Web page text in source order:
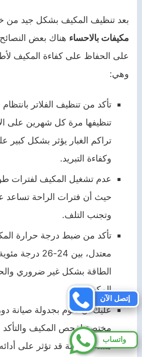
بعد تنظيف المكيف بشكل جيد من
مكيفات بالاحساء هناك بعض
على الحفاظ على كفاءة المكيف
وهي:
تأكد من تنظيف الفلاتر
تنظيفها مرة كل شهرين على
تراكم الغبار يؤثر بشكل كبير
وكفاءة التبريد.
عدم تشغيل المكيف لفترات
حيث أن فترات الراحة تساعد
وتجنب التلف.
تأكد من ضبط درجة حرارة
معتدل، بين 24-
الطاقة بشكل غير ضروري
المكيف.
عليك أن تقوم بجدولة صيانة
مختصة لفحص المكيف
مشاكل تقنية قد تؤثر على
إتصل الآن
واتساب